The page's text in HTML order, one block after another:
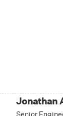
Jonathan
Senior